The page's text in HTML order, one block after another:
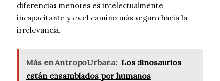
diferencias menores es intelectualmente
incapacitante y es el camino más seguro hacia la
irrelevancia.
Más en AntropoUrbana: Los dinosaurios
están ensamblados por humanos